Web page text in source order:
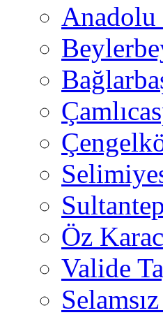
Anadolu
Öz
Valide